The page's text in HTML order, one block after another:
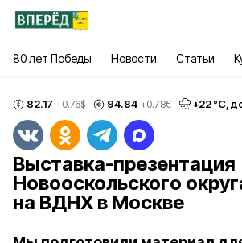
80 лет Победы Новости Статьи
82.17 +0.76$ 94.84 +0.78€ +22°С,
Выставка-презентация
Новооскольского
на ВДНХ в Москве